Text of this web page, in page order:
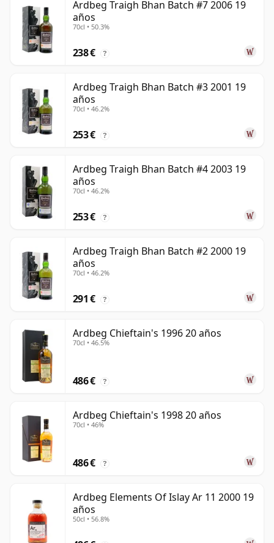
Ardbeg Traigh Bhan Batch #7 2006 19
años
70cl • 50.3%
238 € ?
Ardbeg Traigh Bhan Batch #3 2001 19
años
70cl • 46.2%
253 € ?
Ardbeg Traigh Bhan Batch #4 2003 19
años
70cl • 46.2%
253 € ?
Ardbeg Traigh Bhan Batch #2 2000 19
años
70cl • 46.2%
291 € ?
Ardbeg Chieftain's 1996 20 años
70cl • 46.5%
486 € ?
Ardbeg Chieftain's 1998 20 años
70cl • 46%
486 € ?
Ardbeg Elements Of Islay Ar 11 2000 19
años
50cl • 56.8%